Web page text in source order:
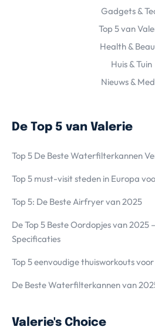
Gadgets &
Top 5 van
Health &
Huis & Tuin
Nieuws &
De Top 5 van Valerie
Top 5 De Beste Waterfilterkannen
Top 5 must-visit steden in Europa
Top 5: De Beste Airfryer van 2025
De Top 5 Beste Oordopjes van 2025
Specificaties
Top 5 eenvoudige thuisworkouts
De Beste Waterfilterkannen van
Valerie's Choice